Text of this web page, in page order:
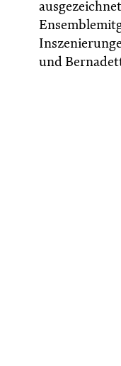
und